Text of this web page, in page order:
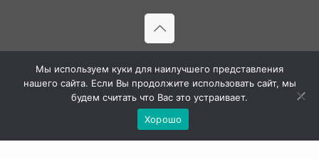
технологии | All Rights Reserved |
Мы используем куки для наилучшего представления
нашего сайта. Если Вы продолжите использовать сайт, мы
будем считать что Вас это устраивает.
Хорошо